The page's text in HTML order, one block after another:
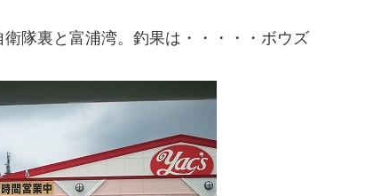
隊裏と富浦湾。釣果は・・・・・ボウズ